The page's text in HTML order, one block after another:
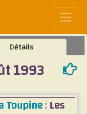
Détails
1993
Toupine:Les